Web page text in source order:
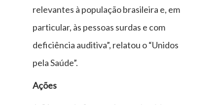
relevantes à população brasileira e, em
particular, às pessoas surdas e com
deficiência auditiva”, relatou o “Unidos
pela Saúde”.
Ações